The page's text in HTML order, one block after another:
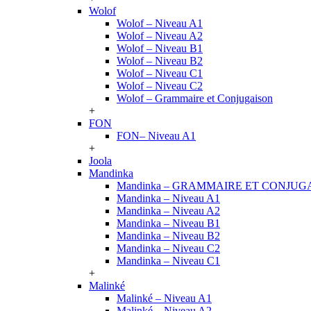
Wolof
Wolof – Niveau A1
Wolof – Niveau A2
Wolof – Niveau B1
Wolof – Niveau B2
Wolof – Niveau C1
Wolof – Niveau C2
Wolof – Grammaire et Conjugaison
+
FON
FON– Niveau A1
+
Joola
Mandinka
Mandinka – GRAMMAIRE ET
Mandinka – Niveau A1
Mandinka – Niveau A2
Mandinka – Niveau B1
Mandinka – Niveau B2
Mandinka – Niveau C2
Mandinka – Niveau C1
+
Malinké
Malinké – Niveau A1